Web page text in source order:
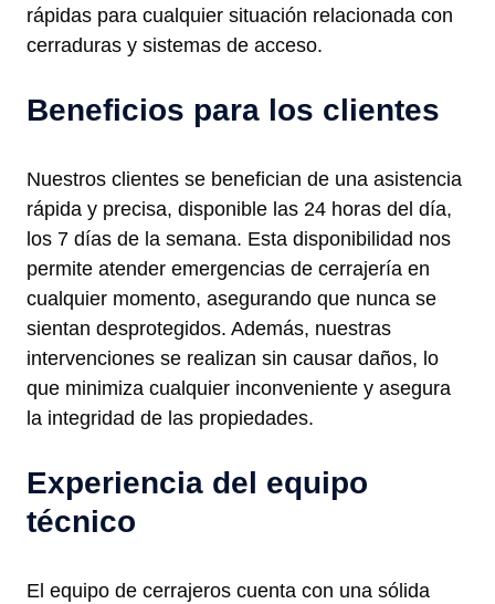
rápidas para cualquier situación relacionada con
cerraduras y sistemas de acceso.
Beneficios para los clientes
Nuestros clientes se benefician de una asistencia
rápida y precisa, disponible las 24 horas del día,
los 7 días de la semana. Esta disponibilidad nos
permite atender emergencias de cerrajería en
cualquier momento, asegurando que nunca se
sientan desprotegidos. Además, nuestras
intervenciones se realizan sin causar daños, lo
que minimiza cualquier inconveniente y asegura
la integridad de las propiedades.
Experiencia del equipo
técnico
El equipo de cerrajeros cuenta con una sólida